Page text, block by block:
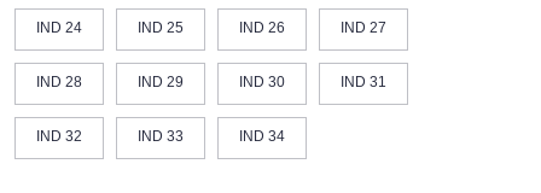
IND 24 IND 25 IND 26 IND 27
IND 28 IND 29 IND 30 IND 31
IND 32 IND 33 IND 34